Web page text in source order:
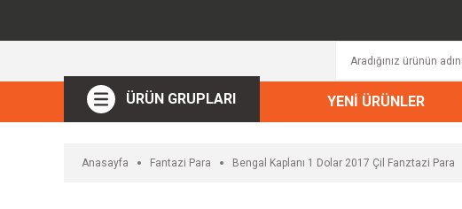
ÜRÜN GRUPLARI YENİ ÜRÜNLER
Anasayfa Fantazi Para Bengal Kaplanı 1 Dolar 2017 Çil Fanztazi Para